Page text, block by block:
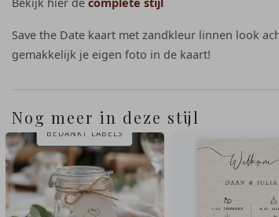
Save the Date kaart met zandkleur linnen look
gemakkelijk je eigen foto in de kaart!
Nog meer in deze stijl
BEDANKT LABELS